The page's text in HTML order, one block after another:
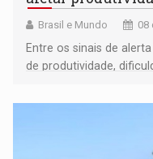
Brasil e Mundo 08
Entre os sinais de
de produtividade,